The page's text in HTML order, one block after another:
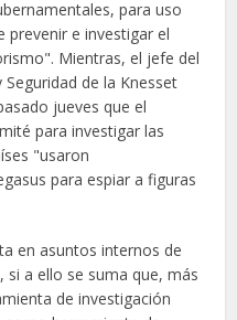
para uso
e investigar el
Mientras, el jefe del
de la Knesset
jueves que el
para investigar las
"usaron
para espiar a figuras
en asuntos internos de
si a ello se suma que, más
de investigación